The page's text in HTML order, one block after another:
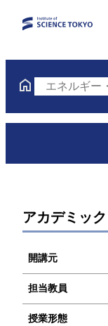
エネルギー
アカデミッ
開講元
担当教員
授業形態